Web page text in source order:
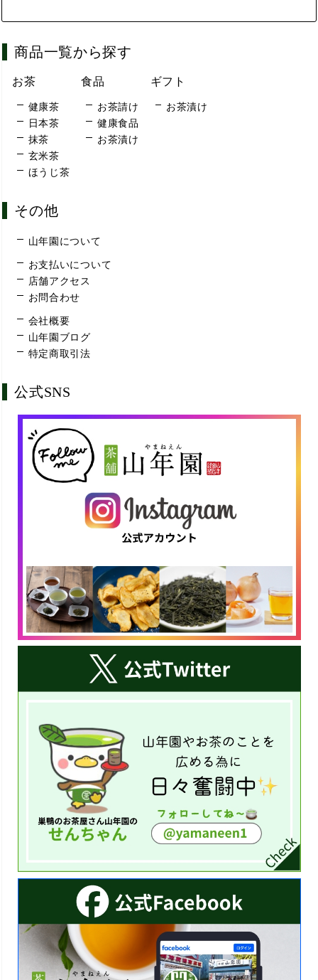
商品一覧から探す
お茶
健康茶
日本茶
抹茶
玄米茶
ほうじ茶
食品
お茶請け
健康食品
お茶漬け
ギフト
お茶漬け
その他
山年園について
お支払いについて
店舗アクセス
お問合わせ
会社概要
山年園ブログ
特定商取引法
公式SNS